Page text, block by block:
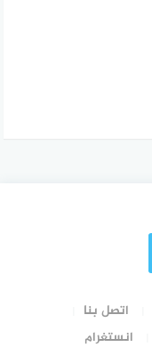
اتصل بنا
انستغرام